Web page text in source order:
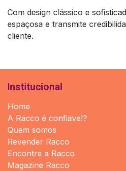
Com design clássico e
espaçosa e transmite
cliente.
Institucional
Home
A Racco é confiavel?
Quem somos
Revender Racco
Encontre a Racco
Magazine Racco